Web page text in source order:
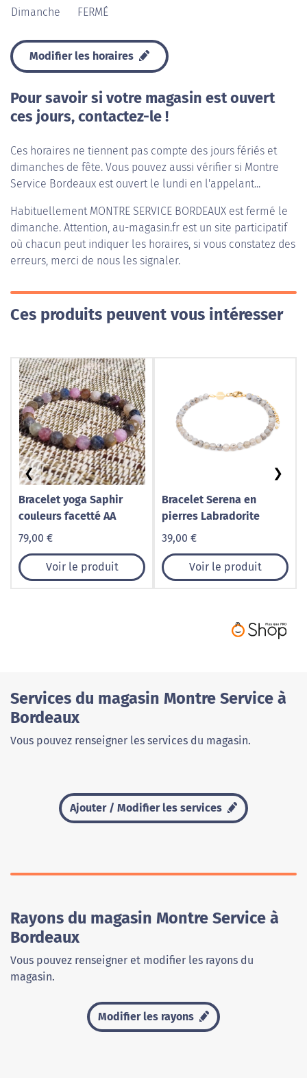
Dimanche
FERMÉ
Modifier les horaires
Pour savoir si votre magasin est ouvert
ces jours, contactez-le !
Ces horaires ne tiennent pas compte des jours fériés et
dimanches de fête. Vous pouvez aussi vérifier si Montre
Service Bordeaux est ouvert le lundi en l'appelant...
Habituellement MONTRE SERVICE BORDEAUX est fermé le
dimanche. Attention, au-magasin.fr est un site participatif
où chacun peut indiquer les horaires, si vous constatez des
erreurs, merci de nous les signaler.
Ces produits peuvent vous intéresser
Bracelet yoga Saphir
couleurs facetté AA
79,00 €
Voir le produit
Bracelet Serena en
pierres Labradorite
39,00 €
Voir le produit
❮ ❯
Services du magasin Montre Service à
Bordeaux
Vous pouvez renseigner les services du magasin.
Ajouter / Modifier les services
Rayons du magasin Montre Service à
Bordeaux
Vous pouvez renseigner et modifier les rayons du
magasin.
Modifier les rayons